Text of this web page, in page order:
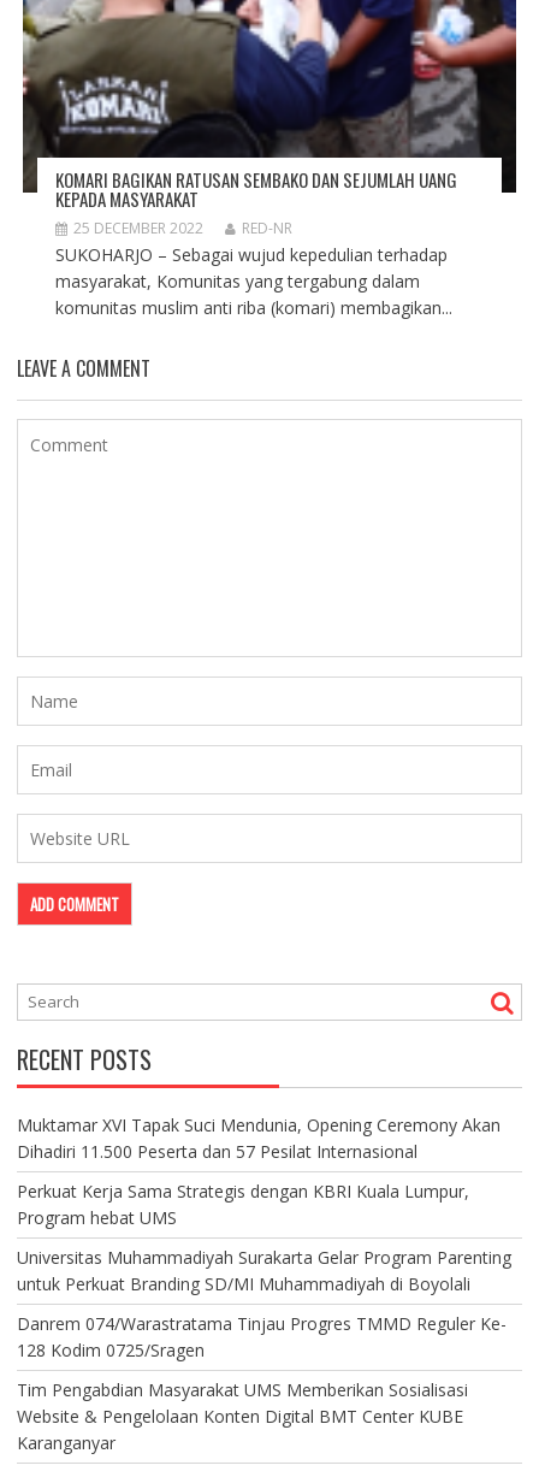
KOMARI BAGIKAN RATUSAN SEMBAKO DAN SEJUMLAH UANG
KEPADA MASYARAKAT
25 DECEMBER 2022 RED-NR
SUKOHARJO – Sebagai wujud kepedulian terhadap
masyarakat, Komunitas yang tergabung dalam
komunitas muslim anti riba (komari) membagikan...
LEAVE A COMMENT
RECENT POSTS
Muktamar XVI Tapak Suci Mendunia, Opening Ceremony Akan
Dihadiri 11.500 Peserta dan 57 Pesilat Internasional
Perkuat Kerja Sama Strategis dengan KBRI Kuala Lumpur,
Program hebat UMS
Universitas Muhammadiyah Surakarta Gelar Program Parenting
untuk Perkuat Branding SD/MI Muhammadiyah di Boyolali
Danrem 074/Warastratama Tinjau Progres TMMD Reguler Ke-
128 Kodim 0725/Sragen
Tim Pengabdian Masyarakat UMS Memberikan Sosialisasi
Website & Pengelolaan Konten Digital BMT Center KUBE
Karanganyar